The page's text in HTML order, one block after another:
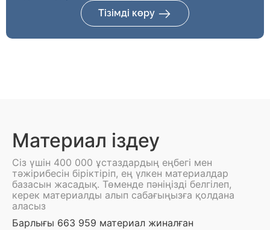
Тізімді көру
Материал іздеу
Сіз үшін 400 000 ұстаздардың еңбегі мен
тәжірибесін біріктіріп, ең үлкен материалдар
базасын жасадық. Төменде пәніңізді белгілеп,
керек материалды алып сабағыңызға қолдана
аласыз
Барлығы 663 959 материал жиналған